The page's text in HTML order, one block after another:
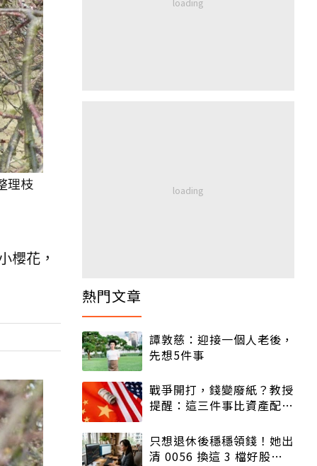
理枝
櫻花，
熱門文章
譚敦慈：迎接一個人老後，
先想5件事
戰爭開打，錢變廢紙？教授
提醒：這三件事比資產配置
只想退休後穩穩領錢！她出
清 0056 換這 3 檔好股：